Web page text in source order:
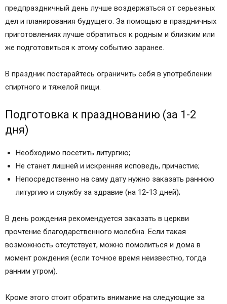
предпраздничный день лучше воздержаться от серьезных
дел и планирования будущего. За помощью в праздничных
приготовлениях лучше обратиться к родным и близким или
же подготовиться к этому событию заранее.
В праздник постарайтесь ограничить себя в употреблении
спиртного и тяжелой пищи.
Подготовка к празднованию (за 1-2
дня)
Необходимо посетить литургию;
Не станет лишней и искренняя исповедь, причастие;
Непосредственно на саму дату нужно заказать раннюю
литургию и службу за здравие (на 12-13 дней);
В день рождения рекомендуется заказать в церкви
прочтение благодарственного молебна. Если такая
возможность отсутствует, можно помолиться и дома в
момент рождения (если точное время неизвестно, тогда
ранним утром).
Кроме этого стоит обратить внимание на следующие за